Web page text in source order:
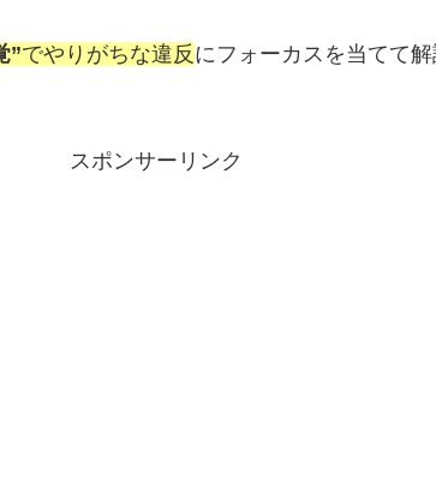
”でやりがちな違反 にフォーカスを当てて
スポンサーリンク